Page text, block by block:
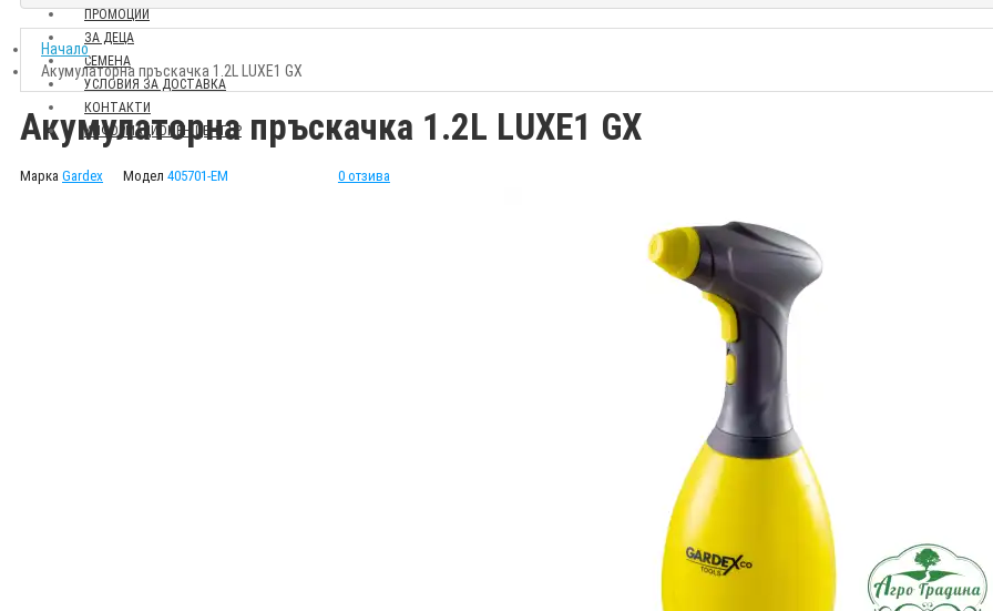
ПРОМОЦИИ
ЗА ДЕЦА
СЕМЕНА
УСЛОВИЯ ЗА ДОСТАВКА
КОНТАКТИ
ИНФОРМАЦИОНЕН ЦЕНТЪР
Начало
Акумулаторна пръскачка 1.2L LUXE1 GX
Акумулаторна пръскачка 1.2L LUXE1 GX
Марка Gardex Модел 405701-EM 0 отзива